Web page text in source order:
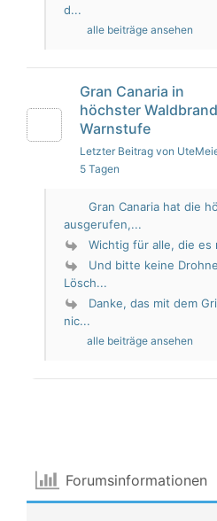
d...
alle beiträge ansehen
Gran Canaria in
höchster
Warnstufe
Letzter Beitrag von
5 Tagen
Gran Canaria hat die
ausgerufen,...
Wichtig für alle, die
Und bitte keine
Lösch...
Danke, das mit dem
nic...
alle beiträge ansehen
Forumsinformationen